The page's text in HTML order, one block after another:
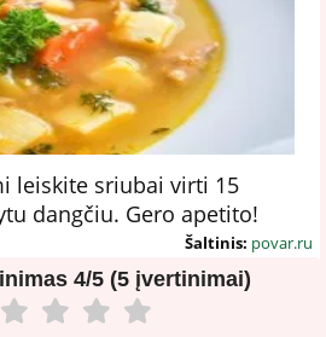
leiskite sriubai virti 15
dangčiu. Gero apetito!
Šaltinis: povar.ru
4/5 (5 įvertinimai)